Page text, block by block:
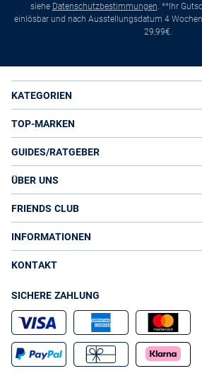
siehe Datenschutzbestimmungen. **Ihr
einlösbar und nach Ausstellungsdatum 4
29,99€.
KATEGORIEN
TOP-MARKEN
GUIDES/RATGEBER
ÜBER UNS
FRIENDS CLUB
INFORMATIONEN
KONTAKT
SICHERE ZAHLUNG